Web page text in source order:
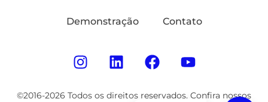
Demonstração Contato
©2016-2026 Todos os direitos reservados. Confira nossos